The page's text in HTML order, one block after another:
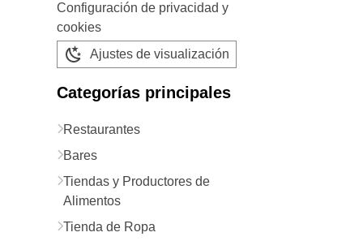
Configuración de privacidad y
cookies
Ajustes de visualización
Categorías principales
Restaurantes
Bares
Tiendas y Productores de
Alimentos
Tienda de Ropa